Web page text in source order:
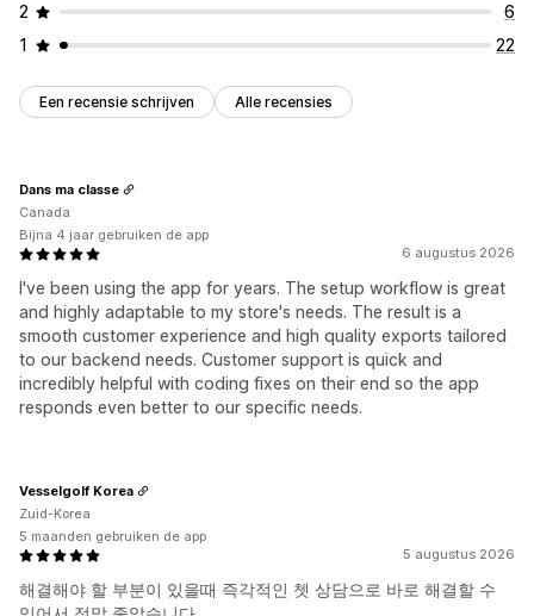
2
6
1
22
Een recensie schrijven Alle recensies
6 augustus 2026
I've been using the app for years. The setup workflow is great
and highly adaptable to my store's needs. The result is a
smooth customer experience and high quality exports tailored
to our backend needs. Customer support is quick and
incredibly helpful with coding fixes on their end so the app
responds even better to our specific needs.
Dans ma classe
Canada
Bijna 4 jaar gebruiken de app
5 augustus 2026
해결해야 할 부분이 있을때 즉각적인 쳇 상담으로 바로 해결할 수
Vesselgolf Korea
Zuid-Korea
5 maanden gebruiken de app